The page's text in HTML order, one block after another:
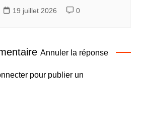
19 juillet 2026 0
Annuler la réponse
pour publier un